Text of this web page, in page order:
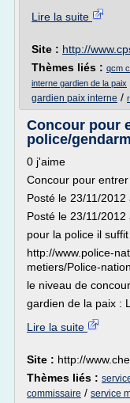
Lire la suite
Site : http://
Thèmes liés : qcm
interne gardien de la paix
gardien paix interne /
Concour pour
police/
0 j'aime
Concour pour
Posté le 23/11/2012
Posté le 23/11/2012
pour la police il
http://www.police-
metiers/Police-
le niveau de
gardien de la paix :
Lire la suite
Site : http://
Thèmes liés :
commissaire / service